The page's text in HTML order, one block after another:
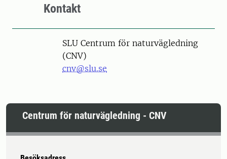
Kontakt
SLU Centrum för naturvägledning
(CNV)
cnv@slu.se
Centrum för naturvägledning - CNV